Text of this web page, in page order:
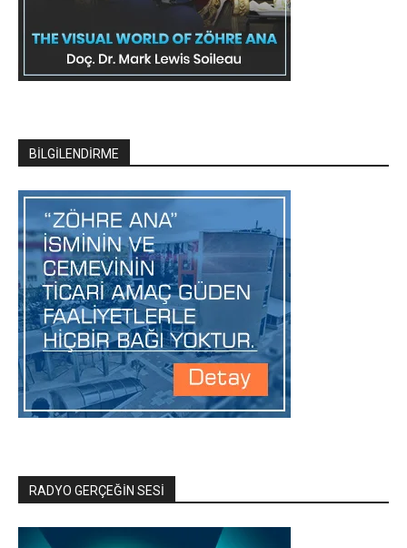
BİLGİLENDİRME
RADYO GERÇEĞİN SESİ